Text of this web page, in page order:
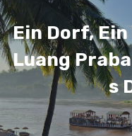
Ein Dorf, Ein
Luang
S